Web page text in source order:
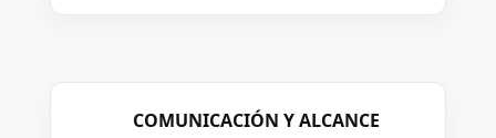
COMUNICACIÓN Y ALCANCE